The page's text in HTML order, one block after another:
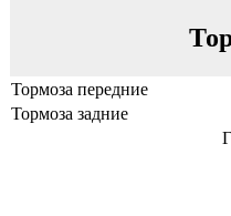
Тормоза передние
Тормоза задние